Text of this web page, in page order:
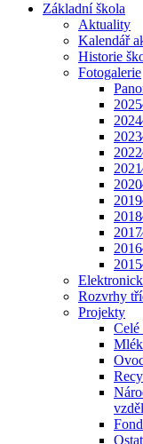
Základní škola
Aktuality
Kalendář
Historie
Fotogalerie
Rozvrhy
Projekty
Celé